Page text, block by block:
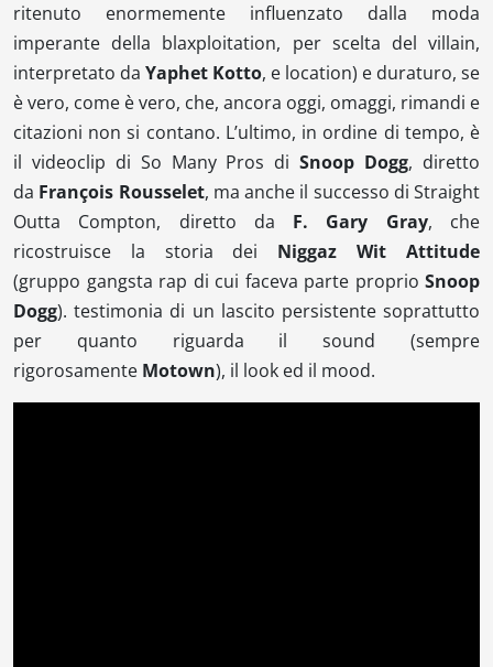
ritenuto enormemente influenzato dalla moda
imperante della blaxploitation, per scelta delvillain,
interpretato da Yaphet Kotto, e location) e duraturo, se
è vero, come è vero, che, ancora oggi, omaggi, rimandi e
citazioni non si contano. L’ultimo, in ordine di tempo, è
il videoclip di So Many Pros diSnoop Dogg, diretto
da François Rousselet, ma anche il successo di Straight
Outta Compton, diretto da F. Gary Gray,
che
ricostruisce la storia dei Niggaz
Wit Attitude
(gruppo gangsta rap di cui faceva parte proprio Snoop
Dogg). testimonia di un lascito persistente soprattutto
per quanto riguarda ilsound (sempre
rigorosamente Motown), il look ed il mood.